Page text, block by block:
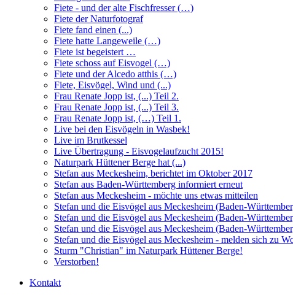
Fiete - und der alte Fischfresser (…)
Fiete der Naturfotograf
Fiete fand einen (...)
Fiete hatte Langeweile (…)
Fiete ist begeistert …
Fiete schoss auf Eisvogel (…)
Fiete und der Alcedo atthis (…)
Fiete, Eisvögel, Wind und (...)
Frau Renate Jopp ist, (...) Teil 2.
Frau Renate Jopp ist, (...) Teil 3.
Frau Renate Jopp ist, (…) Teil 1.
Live bei den Eisvögeln in Wasbek!
Live im Brutkessel
Live Übertragung - Eisvogelaufzucht 2015!
Naturpark Hüttener Berge hat (...)
Stefan aus Meckesheim, berichtet im Oktober 2017
Stefan aus Baden-Württemberg informiert erneut
Stefan aus Meckesheim - möchte uns etwas mitteilen
Stefan und die Eisvögel aus Meckesheim (Baden-
Stefan und die Eisvögel aus Meckesheim (Baden-
Stefan und die Eisvögel aus Meckesheim (Baden-
Stefan und die Eisvögel aus Meckesheim - melden sich zu
Sturm "Christian" im Naturpark Hüttener Berge!
Verstorben!
Kontakt